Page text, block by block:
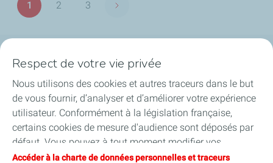
Page
1
Page
2
Page
3
Page suivante
La société
Nos métiers
Soyez acteurs
Nos projets
Respect de votre vie privée
Nous utilisons des cookies et autres traceurs dans le but
de vous fournir, d’analyser et d’améliorer votre expérience
utilisateur. Conformément à la législation française,
certains cookies de mesure d'audience sont déposés par
défaut. Vous pouvez à tout moment modifier vos
paramètres de cookies en cliquant sur le bouton « Gérer
Accéder à la charte de données personnelles et traceurs